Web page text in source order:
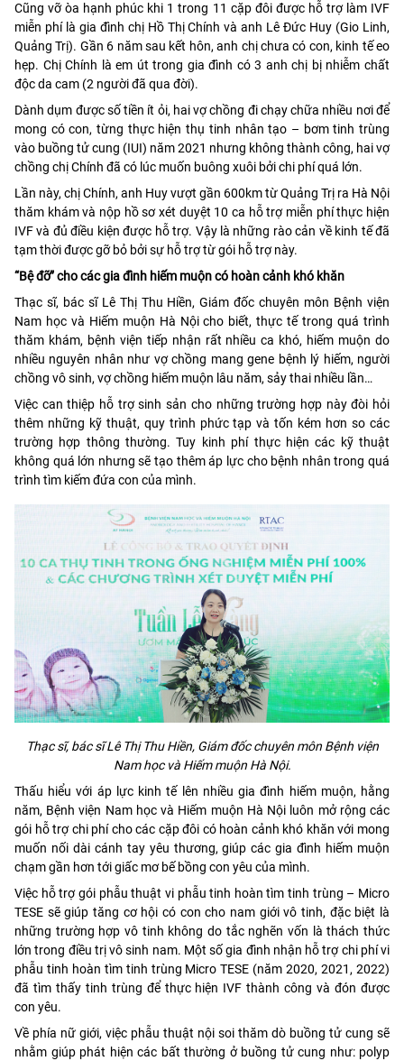
Cũng vỡ òa hạnh phúc khi 1 trong 11 cặp đôi được hỗ trợ làm IVF
miễn phí là gia đình chị Hồ Thị Chính và anh Lê Đức Huy (Gio Linh,
Quảng Trị). Gần 6 năm sau kết hôn, anh chị chưa có con, kinh tế eo
hẹp. Chị Chính là em út trong gia đình có 3 anh chị bị nhiễm chất
độc da cam (2 người đã qua đời).
Dành dụm được số tiền ít ỏi, hai vợ chồng đi chạy chữa nhiều nơi để
mong có con, từng thực hiện thụ tinh nhân tạo – bơm tinh trùng
vào buồng tử cung (IUI) năm 2021 nhưng không thành công, hai vợ
chồng chị Chính đã có lúc muốn buông xuôi bởi chi phí quá lớn.
Lần này, chị Chính, anh Huy vượt gần 600km từ Quảng Trị ra Hà Nội
thăm khám và nộp hồ sơ xét duyệt 10 ca hỗ trợ miễn phí thực hiện
IVF và đủ điều kiện được hỗ trợ. Vậy là những rào cản về kinh tế đã
tạm thời được gỡ bỏ bởi sự hỗ trợ từ gói hỗ trợ này.
“Bệ đỡ” cho các gia đình hiếm muộn có hoàn cảnh khó khăn
Thạc sĩ, bác sĩ Lê Thị Thu Hiền, Giám đốc chuyên môn Bệnh viện
Nam học và Hiếm muộn Hà Nội cho biết, thực tế trong quá trình
thăm khám, bệnh viện tiếp nhận rất nhiều ca khó, hiếm muộn do
nhiều nguyên nhân như vợ chồng mang gene bệnh lý hiếm, người
chồng vô sinh, vợ chồng hiếm muộn lâu năm, sảy thai nhiều lần…
Việc can thiệp hỗ trợ sinh sản cho những trường hợp này đòi hỏi
thêm những kỹ thuật, quy trình phức tạp và tốn kém hơn so các
trường hợp thông thường. Tuy kinh phí thực hiện các kỹ thuật
không quá lớn nhưng sẽ tạo thêm áp lực cho bệnh nhân trong quá
trình tìm kiếm đứa con của mình.
Thạc sĩ, bác sĩ Lê Thị Thu Hiền, Giám đốc chuyên môn Bệnh viện
Nam học và Hiếm muộn Hà Nội.
Thấu hiểu với áp lực kinh tế lên nhiều gia đình hiếm muộn, hằng
năm, Bệnh viện Nam học và Hiếm muộn Hà Nội luôn mở rộng các
gói hỗ trợ chi phí cho các cặp đôi có hoàn cảnh khó khăn với mong
muốn nối dài cánh tay yêu thương, giúp các gia đình hiếm muộn
chạm gần hơn tới giấc mơ bế bồng con yêu của mình.
Việc hỗ trợ gói phẫu thuật vi phẫu tinh hoàn tìm tinh trùng – Micro
TESE sẽ giúp tăng cơ hội có con cho nam giới vô tinh, đặc biệt là
những trường hợp vô tinh không do tắc nghẽn vốn là thách thức
lớn trong điều trị vô sinh nam. Một số gia đình nhận hỗ trợ chi phí vi
phẫu tinh hoàn tìm tinh trùng Micro TESE (năm 2020, 2021, 2022)
đã tìm thấy tinh trùng để thực hiện IVF thành công và đón được
con yêu.
Về phía nữ giới, việc phẫu thuật nội soi thăm dò buồng tử cung sẽ
nhằm giúp phát hiện các bất thường ở buồng tử cung như: polyp